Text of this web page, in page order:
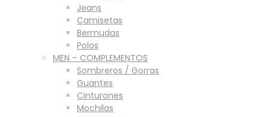
Jeans
Camisetas
Bermudas
Polos
MEN – COMPLEMENTOS
Sombreros / Gorras
Guantes
Cinturones
Mochilas